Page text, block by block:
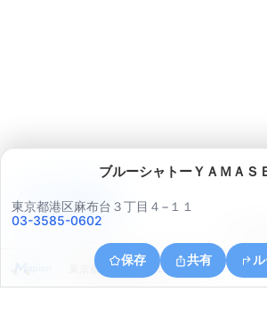
ブルーシャトーＹＡＭＡＳ
東京都港区麻布台３丁目４−１１
03-3585-0602
保存 共有
東京都港区東麻布１丁目２５
アプリで見る